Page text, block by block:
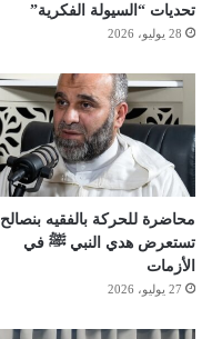
تحديات “السيولة الفكرية”
28 يوليو، 2026
محاضرة للحركة بالفقيه بنصالح
تستعرض هدي النبي ﷺ في
الأزمات
27 يوليو، 2026